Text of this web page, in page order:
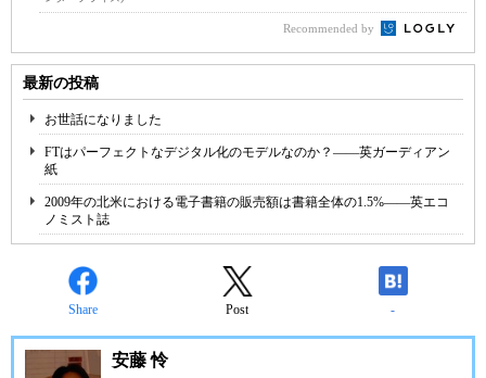
Recommended by
最新の投稿
お世話になりました
FTはパーフェクトなデジタル化のモデルなのか？――英ガーディアン
紙
2009年の北米における電子書籍の販売額は書籍全体の1.5%――英エコ
ノミスト誌
Share Post -
安藤 怜